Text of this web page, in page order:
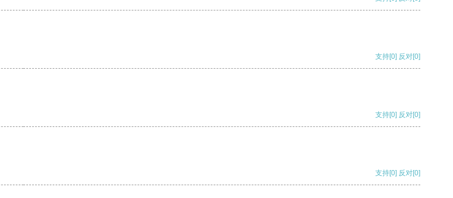
支持[0] 反对[0]
支持[0] 反对[0]
支持[0] 反对[0]